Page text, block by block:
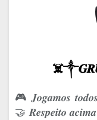
🎮 𝑱𝒐𝒈𝒂𝒎𝒐𝒔
🤝 𝑹𝒆𝒔𝒑𝒆𝒊𝒕𝒐